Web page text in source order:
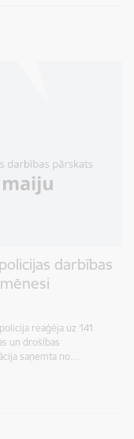
darbības
reaģēja uz 141
un drošības
saņemta no…